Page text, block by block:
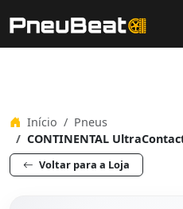
Início
Pneus
CONTINENTAL
Voltar para a Loja